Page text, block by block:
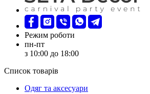
Режим роботи
пн-пт
з 10:00 до 18:00
Список товарів
Oдяг та аксесуари